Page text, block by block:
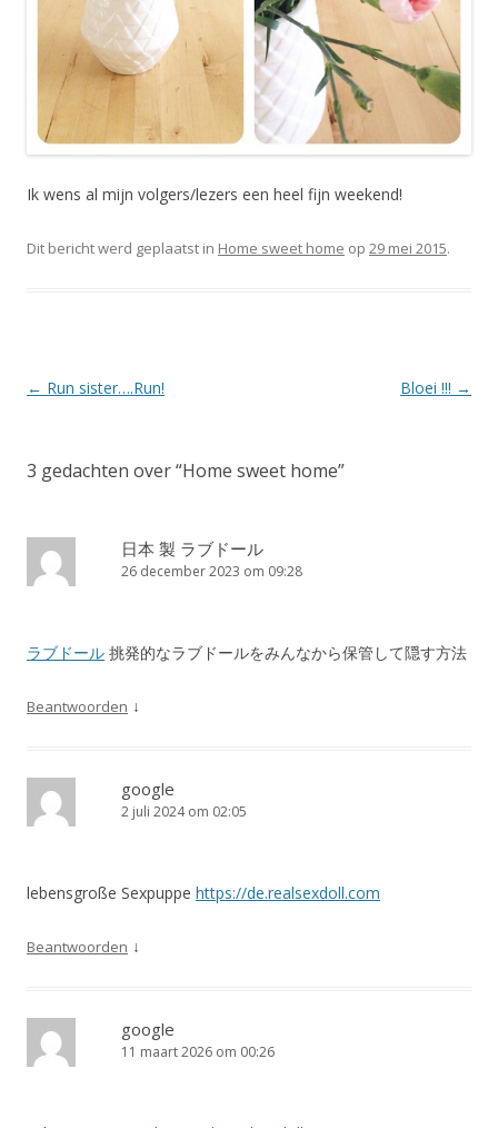
Ik wens al mijn volgers/lezers een heel fijn weekend!
Dit bericht werd geplaatst in Home sweet home op 29 mei 2015.
Berichtnavigatie
← Run sister….Run! Bloei !!! →
3 gedachten over “Home sweet home”
日本 製 ラブドール
26 december 2023 om 09:28
ラブドール 挑発的なラブドールをみんなから保管して隠す方法
Beantwoorden ↓
google
2 juli 2024 om 02:05
lebensgroße Sexpuppe https://de.realsexdoll.com
Beantwoorden ↓
google
11 maart 2026 om 00:26